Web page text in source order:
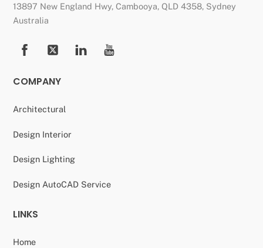
Top
13897 New England Hwy, Cambooya, QLD 4358, Sydney
Australia
COMPANY
Architectural
Design Interior
Design Lighting
Design AutoCAD Service
LINKS
Home